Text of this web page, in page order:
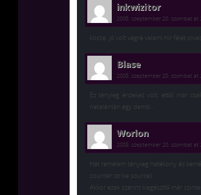
inkwizitor
2008. szeptember 20. szombat at
köcce. jó volt végre valami hír félét
Blase
2008. szeptember 20. szombat at
Ez tényleg érdekes volt. ettől már
netalántán egy demó…
Worlon
2008. szeptember 20. szombat at
Hát remélem tényleg hatékony és
counter strike source).
Akkor ezek szerint kiegészítő már